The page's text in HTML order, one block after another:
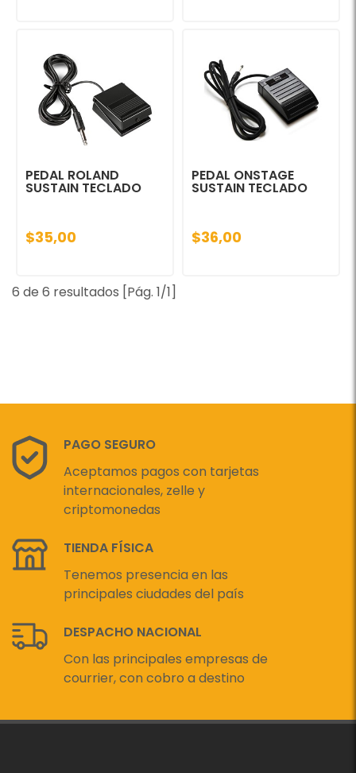
PEDAL ROLAND
SUSTAIN TECLADO
$35,00
PEDAL ONSTAGE
SUSTAIN TECLADO
$36,00
6 de 6 resultados [Pág. 1/1]
PAGO SEGURO
Aceptamos pagos con tarjetas
internacionales, zelle y
criptomonedas
TIENDA FÍSICA
Tenemos presencia en las
principales ciudades del país
DESPACHO NACIONAL
Con las principales empresas de
courrier, con cobro a destino